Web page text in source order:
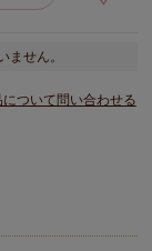
ません。
について問い合わせる